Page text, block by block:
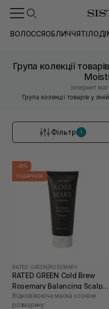
ВОЛОССЯОБЛИЧЧЯТІЛО
Група колекції
Інтернет
Група колекції товарів у
Фільтр 1
-20%
ПОДАРУНОК
RATED GREEN ROSEMARY
RATED GREEN Cold Brew
Rosemary Balancing Scalp
Pack 200 мл
Відновлююча маска з соком
розмарину